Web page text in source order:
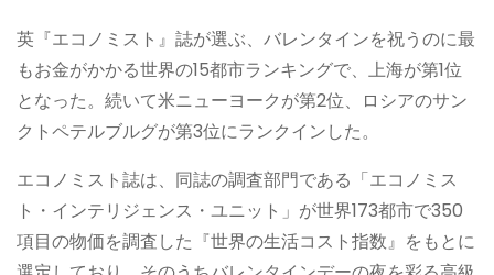
英『エコノミスト』誌が選ぶ、バレンタインを祝うのに最
もお金がかかる世界の15都市ランキングで、上海が第1位
となった。続いて米ニューヨークが第2位、ロシアのサン
クトペテルブルグが第3位にランクインした。
エコノミスト誌は、同誌の調査部門である「エコノミス
ト・インテリジェンス・ユニット」が世界173都市で350
項目の物価を調査した『世界の生活コスト指数』をもとに